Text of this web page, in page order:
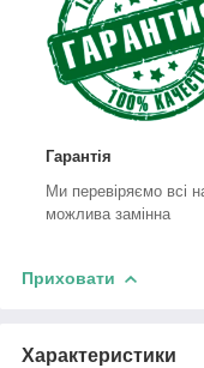
Гарантія
Ми перевіряємо всі
можлива замінна
Приховати
Характеристики